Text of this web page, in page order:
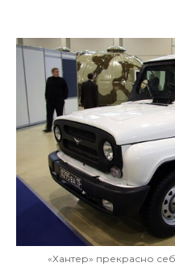
«Хантер» прекрасно